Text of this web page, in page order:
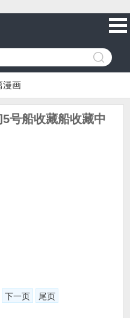
漫画
号船收藏船收藏中
下一页 尾页